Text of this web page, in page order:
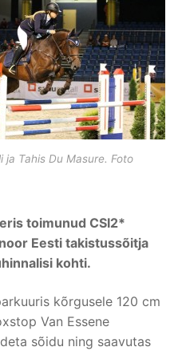
ja Tahis Du Masure. Foto
toimunud CSI2*
Eesti takistussõitja
kohti.
kõrgusele 120 cm
Van Essene
sõidu ning saavutas